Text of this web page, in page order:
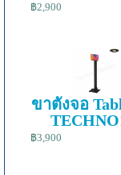
฿2,900
ขาตั้งจอ
฿3,900